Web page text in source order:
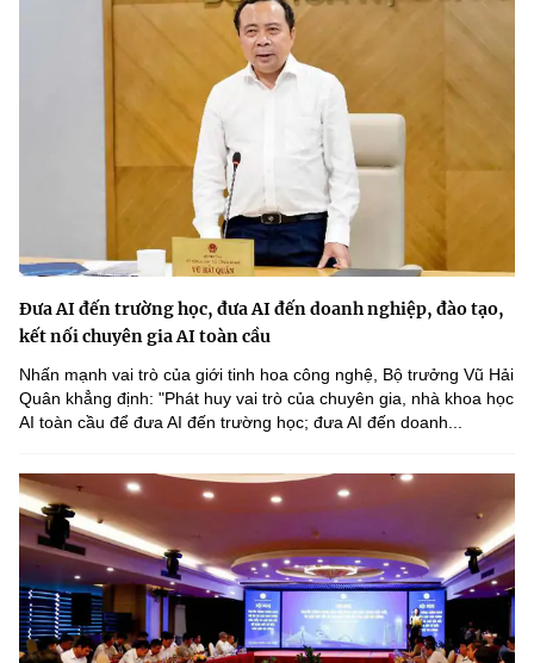
Đưa AI đến trường học, đưa AI đến doanh nghiệp, đào tạo,
kết nối chuyên gia AI toàn cầu
Nhấn mạnh vai trò của giới tinh hoa công nghệ, Bộ trưởng Vũ Hải
Quân khẳng định: "Phát huy vai trò của chuyên gia, nhà khoa học
AI toàn cầu để đưa AI đến trường học; đưa AI đến doanh...